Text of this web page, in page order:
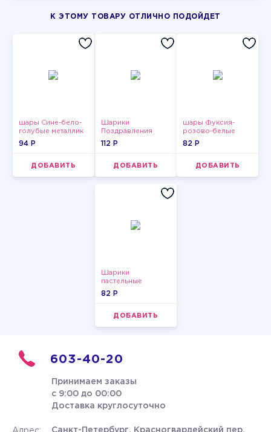
К ЭТОМУ ТОВАРУ ОТЛИЧНО ПОДОЙДЕТ
шары Сине-бело-
голубые металлик
94 P
ДОБАВИТЬ
Шарики
Поздравления
112 P
ДОБАВИТЬ
шары Фуксия-
розово-белые
пастельные
82 P
ДОБАВИТЬ
Шарики
пастельные
82 P
ДОБАВИТЬ
603-40-20
Принимаем заказы
с 9:00 до 00:00
Доставка круглосуточно
Санкт-Петербург, Красногвардейский пер.